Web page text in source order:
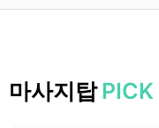
제마사지탑 PICK